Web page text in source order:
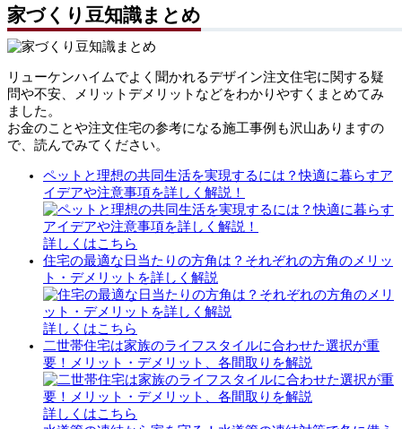
家づくり豆知識まとめ
リューケンハイムでよく聞かれるデザイン注文住宅に関する疑
問や不安、メリットデメリットなどをわかりやすくまとめてみ
ました。
お金のことや注文住宅の参考になる施工事例も沢山ありますの
で、読んでみてください。
ペットと理想の共同生活を実現するには？快適に暮らすア
イデアや注意事項を詳しく解説！
詳しくはこちら
住宅の最適な日当たりの方角は？それぞれの方角のメリッ
ト・デメリットを詳しく解説
詳しくはこちら
二世帯住宅は家族のライフスタイルに合わせた選択が重
要！メリット・デメリット、各間取りを解説
詳しくはこちら